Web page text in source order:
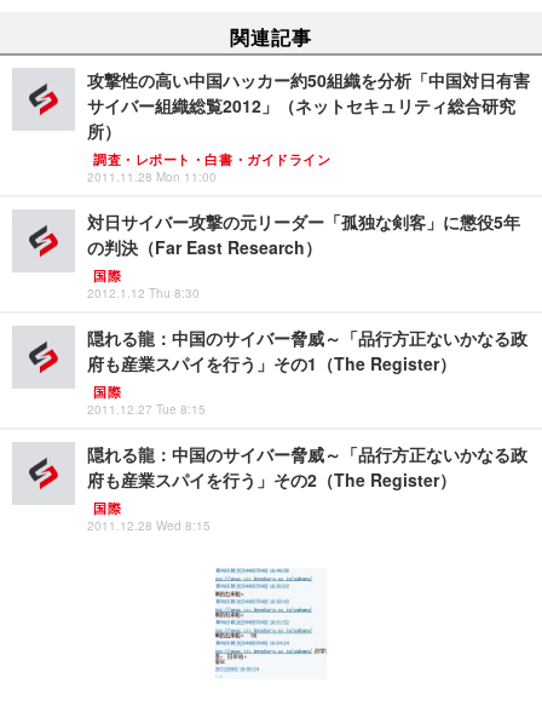
関連記事
攻撃性の高い中国ハッカー約50組織を分析「中国対日有害
サイバー組織総覧2012」（ネットセキュリティ総合研究
所）
調査・レポート・白書・ガイドライン
2011.11.28 Mon 11:00
対日サイバー攻撃の元リーダー「孤独な剣客」に懲役5年
の判決（Far East Research）
国際
2012.1.12 Thu 8:30
隠れる龍：中国のサイバー脅威～「品行方正ないかなる政
府も産業スパイを行う」その1（The Register）
国際
2011.12.27 Tue 8:15
隠れる龍：中国のサイバー脅威～「品行方正ないかなる政
府も産業スパイを行う」その2（The Register）
国際
2011.12.28 Wed 8:15